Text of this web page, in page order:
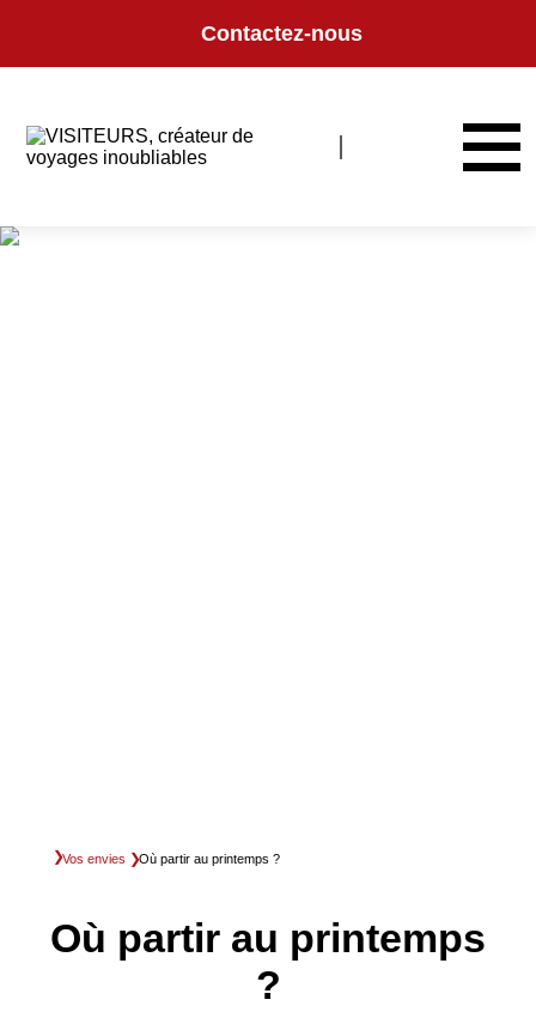
Contactez-nous
Vos envies Où partir au printemps ?
Où partir au printemps
?